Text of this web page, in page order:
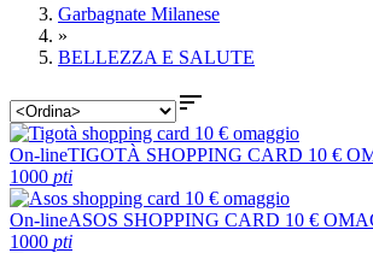
Garbagnate Milanese
»
BELLEZZA E SALUTE

On-lineTIGOTÀ SHOPPING CARD 10 €
1000 pti
On-lineASOS SHOPPING CARD 10 €
1000 pti